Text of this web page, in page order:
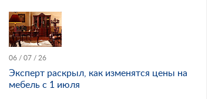
06 / 07 / 26
Эксперт раскрыл, как изменятся цены на
мебель с 1 июля